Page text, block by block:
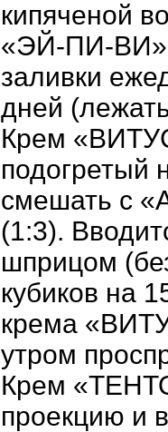
кипяченой
«ЭЙ-ПИ-ВИ»
заливки
дней
Крем
подогретый
смешать с
(1:3).
шприцом
кубиков на
крема
утром
Крем
проекцию и